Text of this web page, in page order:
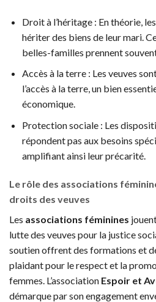
Droit à l’héritage : En théorie,
hériter des biens de leur mari.
belles-familles prennent
Accès à la terre : Les veuves
l’accès à la terre, un bien
économique.
Protection sociale : Les
répondent pas aux besoins
amplifiant ainsi leur précarité.
Le rôle des associations
droits des veuves
Les associations féminines
lutte des veuves pour la justice
soutien offrent des formations et
plaidant pour le respect et la
femmes. L’association Espoir et
démarque par son engagement